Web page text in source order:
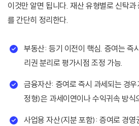
이것만 알면 됩니다. 재산 유형별로 신탁과
를 간단히 정리한다.
부동산: 등기 이전이 핵심. 증여는 즉
리권 분리로 평가시점 조정 가능.
금융자산: 증여로 즉시 과세되는 경
정형)은 과세이연이나 수익귀속 방식
사업용 자산(지분 포함): 증여로 경영